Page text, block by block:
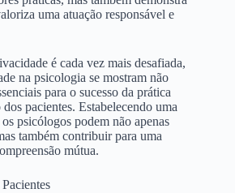
uma atuação responsável e
é cada vez mais desafiada,
na psicologia se mostram não
para o sucesso da prática
pacientes. Estabelecendo uma
psicólogos podem não apenas
também contribuir para uma
mútua.